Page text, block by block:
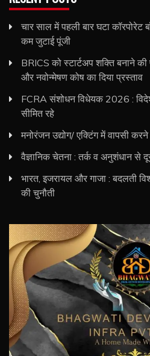
चार साल में पहली बार घटा कॉरपोरेट
कम जुटाई पूंजी
BRICS को स्टार्टअप शक्ति बनाने
और नवोन्मेषण कोष का दिया प्रस्ताव
FCRA संशोधन विधेयक 2026 :
सीमित रहे
मनोरंजन उद्योग/ एक्टिंग में वापसी
वैज्ञानिक चेतना : तर्क व अनुशंधान से
भारत, इजरायल और गाजा : बदलती
की चुनौती